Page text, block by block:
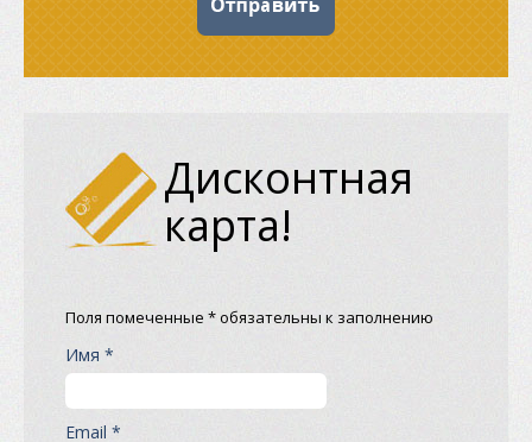
Дисконтная
карта!
Поля помеченные * обязательны к заполнению
Имя *
Email *